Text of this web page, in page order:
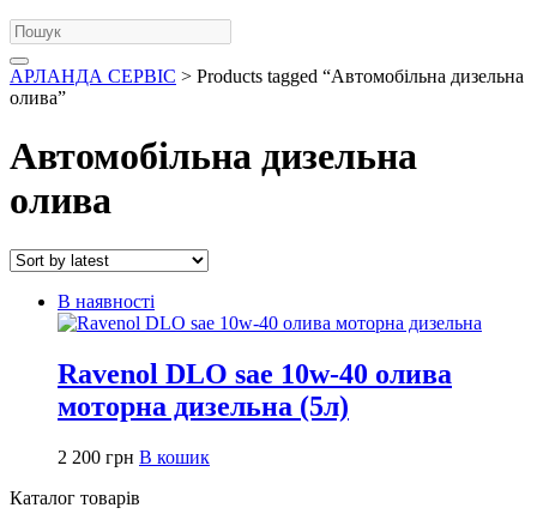
АРЛАНДА СЕРВІС > Products tagged “Автомобільна дизельна
олива”
Автомобільна дизельна
олива
В наявності
Ravenol DLO sae 10w-40 олива
моторна дизельна (5л)
2 200 грн В кошик
Каталог товарів